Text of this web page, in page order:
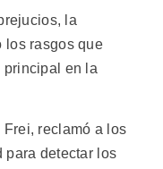
la
los rasgos que
principal en la
reclamó a los
para detectar los